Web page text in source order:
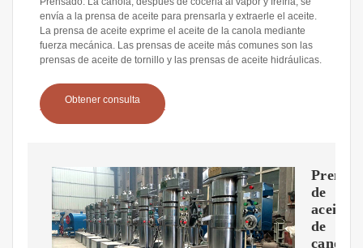
envía a la prensa de aceite para prensarla y extraerle el aceite.
La prensa de aceite exprime el aceite de la canola mediante
fuerza mecánica. Las prensas de aceite más comunes son las
prensas de aceite de tornillo y las prensas de aceite hidráulicas.
Obtener consulta
Prensa
de
aceite
de
canola